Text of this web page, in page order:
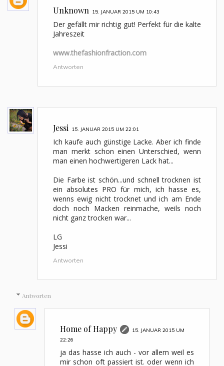
Unknown 15. JANUAR 2015 UM 10:43
Der gefällt mir richtig gut! Perfekt für die kalte
Jahreszeit
www.thefashionfraction.com
Antworten
Jessi 15. JANUAR 2015 UM 22:01
Ich kaufe auch günstige Lacke. Aber ich finde
man merkt schon einen Unterschied, wenn
man einen hochwertigeren Lack hat...
Die Farbe ist schön...und schnell trocknen ist
ein absolutes PRO für mich, ich hasse es,
wenns ewig nicht trocknet und ich am Ende
doch noch Macken reinmache, weils noch
nicht ganz trocken war...
LG
Jessi
Antworten
Antworten
Home of Happy
15. JANUAR 2015 UM
22:26
ja das hasse ich auch - vor allem weil es
mir schon oft passiert ist. oder wenn ich